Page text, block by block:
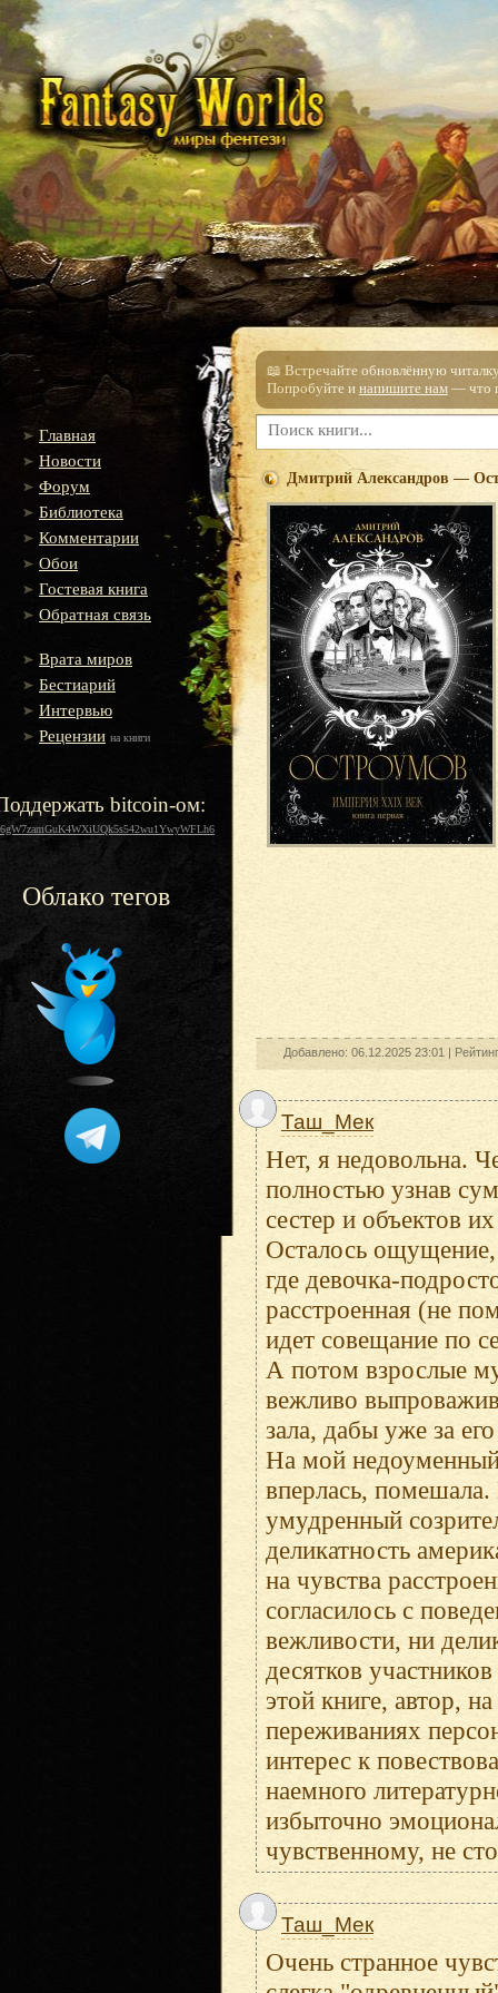
Главная
Новости
Форум
Библиотека
Комментарии
Обои
Гостевая книга
Обратная связь
Врата миров
Бестиарий
Интервью
Рецензии на книги
bitcoin-ом:
Облако тегов
📖 Встречайте обновлённую
Попробуйте и напишите нам — что
Дмитрий Александров —
Добавлено: 06.12.2025 23:01 |
Таш_Мек
Нет, я недовольна.
полностью узнав
сестер и объектов
Осталось ощущение,
где девочка-
расстроенная (не
идет совещание по
А потом взрослые
вежливо
зала, дабы уже за
На мой
вперлась,
умудренный
деликатность
на чувства
согласилось с
вежливости, ни
десятков
этой книге, автор,
переживаниях
интерес к
наемного
избыточно
чувственному, не
Таш_Мек
Очень странное